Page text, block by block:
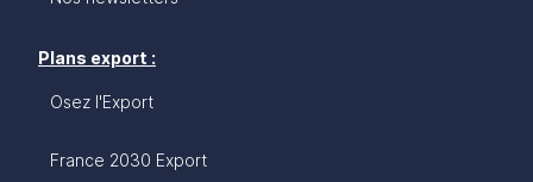
Plans export :
Osez l'Export
France 2030 Export